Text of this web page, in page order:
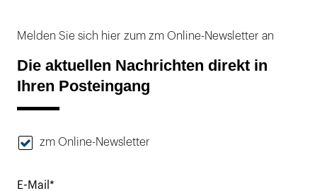
Melden Sie sich hier zum zm Online-Newsletter an
Die aktuellen Nachrichten direkt in
Ihren Posteingang
zm Online-Newsletter
E-Mail*